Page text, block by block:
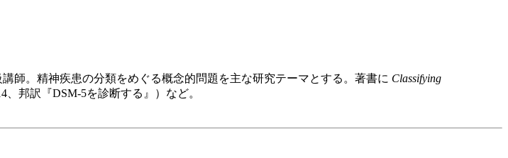
師。精神疾患の分類をめぐる概念的問題を主な研究テーマとする。著書に Classifying
、邦訳『DSM-5を診断する』）など。